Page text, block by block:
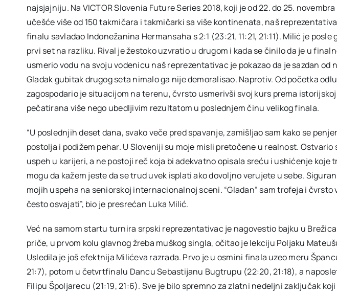
najsjajniju. Na VICTOR Slovenia Future Series 2018, koji je od 22. do 25.
učešće više od 150 takmičara i takmičarki sa više kontinenata, naš
finalu savladao Indonežanina Hermansaha s 2:1 (23:21, 11:21, 21:11). Milić je
prvi set na razliku. Rival je žestoko uzvratio u drugom i kada se činilo da je u
usmerio vodu na svoju vodenicu naš reprezentativac je pokazao da je sazdan
Gladak gubitak drugog seta nimalo ga nije demoralisao. Naprotiv. Od početka
zagospodario je situacijom na terenu, čvrsto usmerivši svoj kurs prema
pečatirana više nego ubedljivim rezultatom u poslednjem činu velikog finala.
“U poslednjih deset dana, svako veče pred spavanje, zamišljao sam kako se
postolja i podižem pehar. U Sloveniji su moje misli pretočene u realnost.
uspeh u karijeri, a ne postoji reč koja bi adekvatno opisala sreću i ushićenje koje
mogu da kažem jeste da se trud uvek isplati ako dovoljno verujete u sebe.
mojih uspeha na seniorskoj internacionalnoj sceni. “Gladan” sam trofeja i čvrsto
često osvajati”, bio je presrećan Luka Milić.
Već na samom startu turnira srpski reprezentativac je nagovestio bajku u
priče, u prvom kolu glavnog žreba muškog singla, očitao je lekciju Poljaku
Usledila je još efektnija Milićeva razrada. Prvo je u osmini finala uzeo meru
21:7), potom u četvrtfinalu Dancu Sebastijanu Bugtrupu (22:20, 21:18), a
Filipu Špoljarecu (21:19, 21:6). Sve je bilo spremno za zlatni nedeljni zaključak